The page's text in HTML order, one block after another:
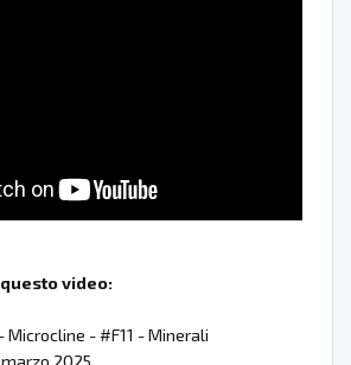
video:
Microcline - #F11 - Minerali
marzo 2025